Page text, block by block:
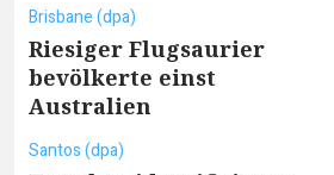
Brisbane (dpa)
Riesiger Flugsaurier
bevölkerte einst
Australien
Santos (dpa)